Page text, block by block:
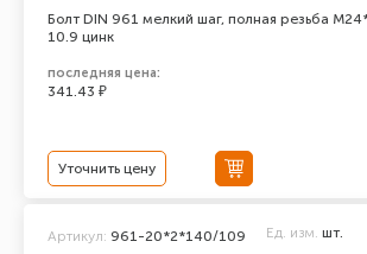
Болт DIN 961 мелкий шаг, полная резьба
10.9 цинк
последняя цена:
341.43 ₽
Уточнить цену
Артикул: 961-20*2*140/109 Ед. изм. шт.